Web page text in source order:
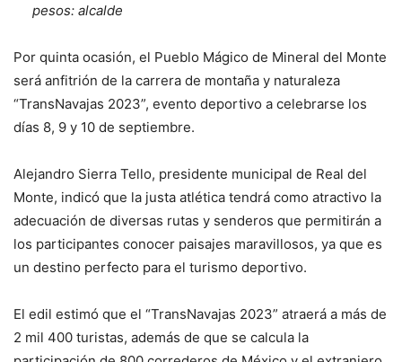
pesos: alcalde
Por quinta ocasión, el Pueblo Mágico de Mineral del Monte
será anfitrión de la carrera de montaña y naturaleza
“TransNavajas 2023”, evento deportivo a celebrarse los
días 8, 9 y 10 de septiembre.
Alejandro Sierra Tello, presidente municipal de Real del
Monte, indicó que la justa atlética tendrá como atractivo la
adecuación de diversas rutas y senderos que permitirán a
los participantes conocer paisajes maravillosos, ya que es
un destino perfecto para el turismo deportivo.
El edil estimó que el “TransNavajas 2023” atraerá a más de
2 mil 400 turistas, además de que se calcula la